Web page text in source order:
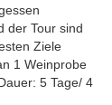
der Tour sind
Ziele
1 Weinprobe
5 Tage/ 4